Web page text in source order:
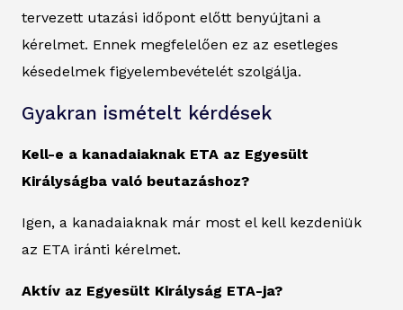
tervezett utazási időpont előtt benyújtani a
kérelmet. Ennek megfelelően ez az esetleges
késedelmek figyelembevételét szolgálja.
Gyakran ismételt kérdések
Kell-e a kanadaiaknak ETA az Egyesült
Királyságba való beutazáshoz?
Igen, a kanadaiaknak már most el kell kezdeniük
az ETA iránti kérelmet.
Aktív az Egyesült Királyság ETA-ja?